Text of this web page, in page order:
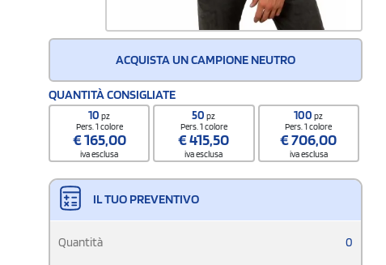
ACQUISTA UN CAMPIONE NEUTRO
QUANTITÀ CONSIGLIATE
10pz
Pers. 1 colore
€165,00
iva esclusa
50pz
Pers. 1 colore
€415,50
iva esclusa
100pz
Pers. 1 colore
€706,00
iva esclusa
IL TUO PREVENTIVO
Quantità 0